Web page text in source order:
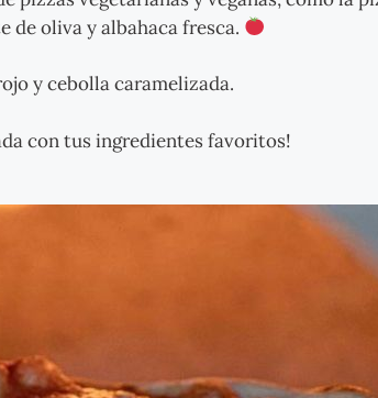
de oliva y albahaca fresca.
y cebolla caramelizada.
con tus ingredientes favoritos!